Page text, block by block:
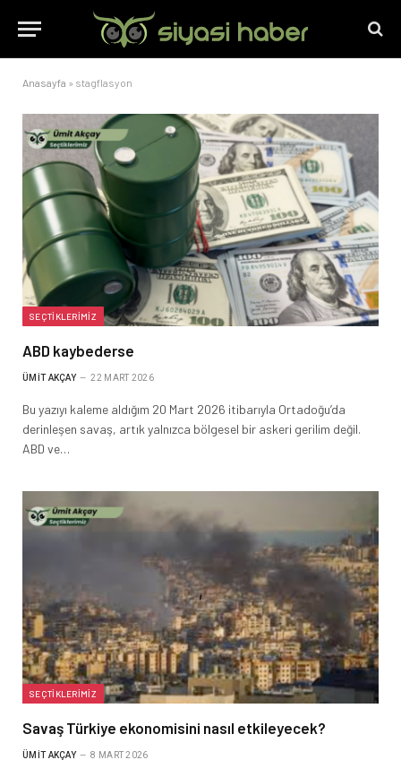
Anasayfa » stagflasyon
SEÇTIKLERIMIZ
ABD kaybederse
ÜMIT AKÇAY 22 MART 2026
Bu yazıyı kaleme aldığım 20 Mart 2026 itibarıyla Ortadoğu’da
derinleşen savaş, artık yalnızca bölgesel bir askeri gerilim değil.
ABD ve…
SEÇTIKLERIMIZ
Savaş Türkiye ekonomisini nasıl etkileyecek?
ÜMIT AKÇAY 8 MART 2026